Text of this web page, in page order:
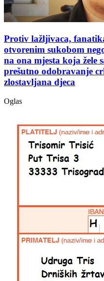
Protiv lažljivaca,
otvorenim sukobom
na ona mjesta koja žele
prešutno odobravanje
zlostavljana djeca
Oglas